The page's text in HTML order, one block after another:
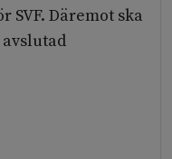
Däremot ska